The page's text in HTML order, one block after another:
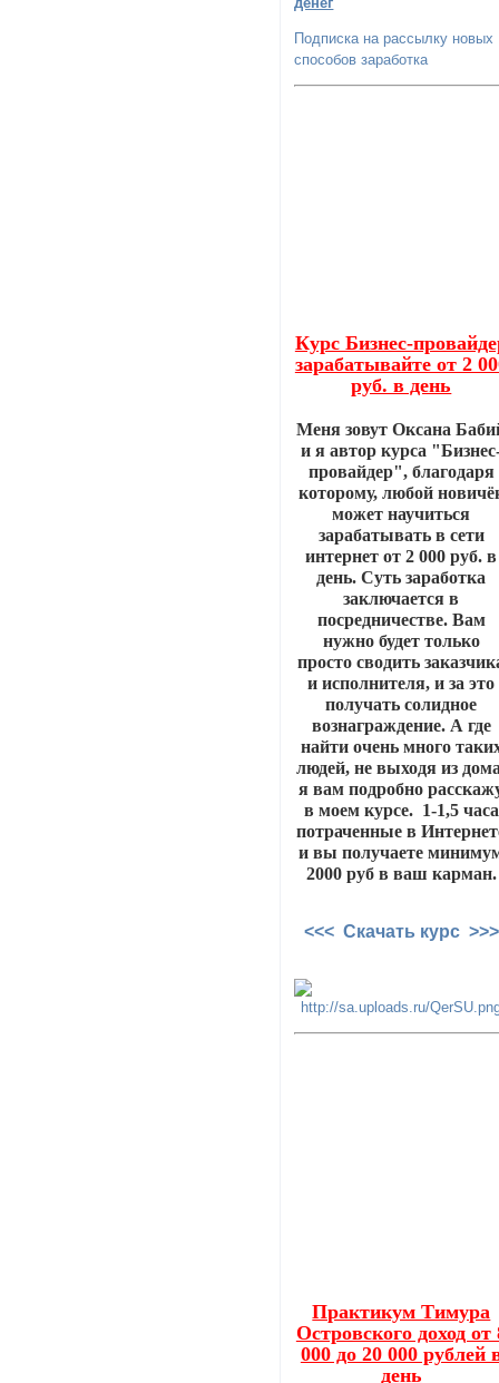
Подписка на рассылку новых
способов заработка
Курс Бизнес-
зарабатывайте от 2
руб. в день
Меня зовут Оксана
и я автор курса
провайдер", благодаря
которому, любой
может научиться
зарабатывать в сети
интернет от 2 000 руб. в
день. Суть заработка
заключается в
посредничестве. Вам
нужно будет только
просто сводить
и исполнителя, и за это
получать солидное
вознаграждение. А где
найти очень много
людей, не выходя из
я вам подробно
в моем курсе. 1-1,5 часа
потраченные в
и вы получаете
2000 руб в ваш карман.
<<< Скачать курс >>>
Практикум Тимура
Островского доход от
000 до 20 000 рублей
день